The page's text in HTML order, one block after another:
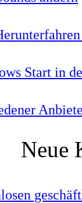
Start in
Neue